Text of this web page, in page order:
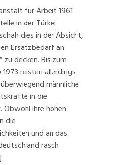
für Arbeit 1961
in der Türkei
dies in der Absicht,
Ersatzbedarf an
zu decken. Bis zum
reisten allerdings
männliche
in die
Obwohl ihre hohen
die
und an das
rasch